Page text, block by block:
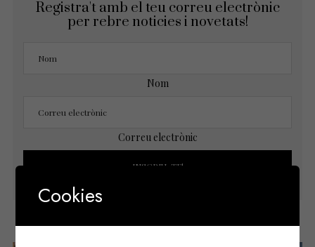
Registra't amb el teu correu electrònic
per rebre noticies i novetats!
Nom
Correu electrònic
Cookies